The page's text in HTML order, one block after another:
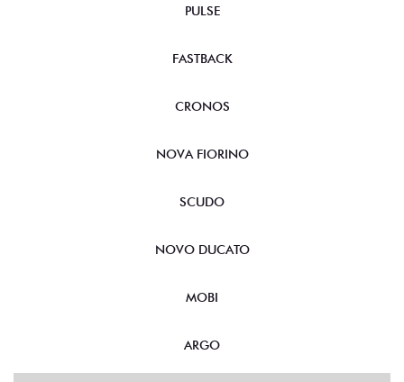
PULSE
FASTBACK
CRONOS
NOVA FIORINO
SCUDO
NOVO DUCATO
MOBI
ARGO